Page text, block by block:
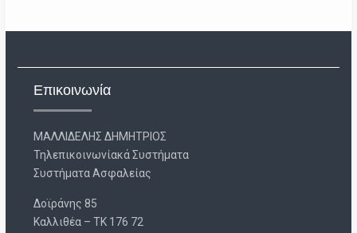
Επικοινωνία
ΜΑΛΛΙΔΕΛΗΣ ΔΗΜΗΤΡΙΟΣ
Τηλεπικοινωνίακά Συστήματα
Συστήματα Ασφαλείας
Δοϊράνης 85
Καλλιθέα – ΤΚ 176 72